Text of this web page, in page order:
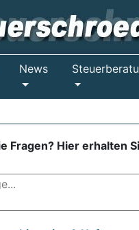
News
Fragen? Hier erhalten